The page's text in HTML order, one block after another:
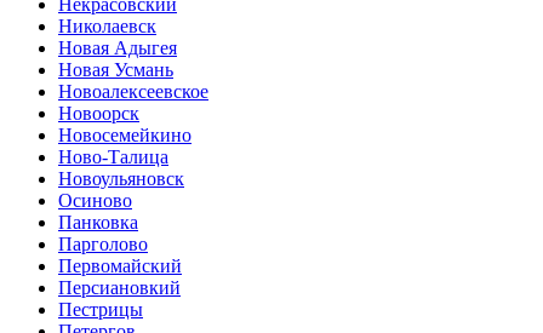
Николаевск
Новая Адыгея
Новая Усмань
Новоалексеевское
Новоорск
Новосемейкино
Ново-Талица
Новоульяновск
Осиново
Панковка
Парголово
Первомайский
Персиановкий
Пестрицы